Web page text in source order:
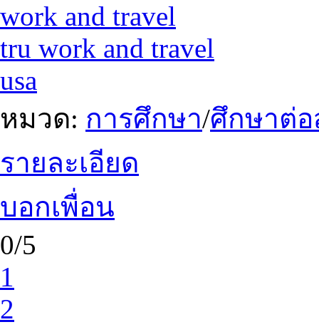
work and travel
tru work and travel
usa
หมวด: การศึกษา/ศึกษาต่อ
รายละเอียด
บอกเพื่อน
0/5
1
2